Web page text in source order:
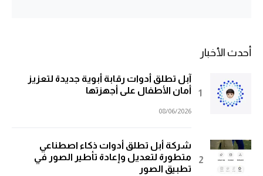
أحدث الأخبار
آبل تطلق أدوات رقابة أبوية جديدة لتعزيز
أمان الأطفال على أجهزتها
08/06/2026
شركة أبل تطلق أدوات ذكاء اصطناعي
متطورة لتعديل وإعادة تأطير الصور في
تطبيق الصور